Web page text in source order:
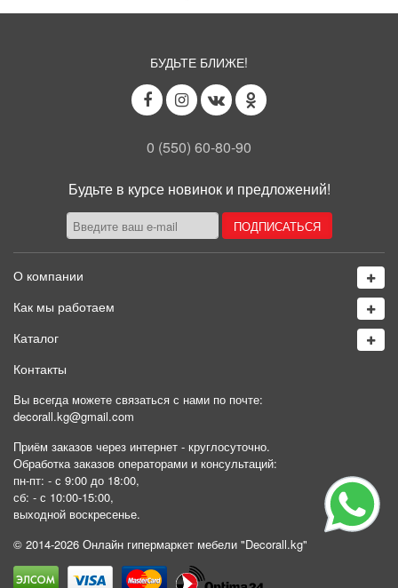
БУДЬТЕ БЛИЖЕ!
0 (550) 60-80-90
Будьте в курсе новинок и предложений!
О компании
Как мы работаем
Каталог
Контакты
Вы всегда можете связаться с нами по почте:
decorall.kg@gmail.com
Приём заказов через интернет - круглосуточно.
Обработка заказов операторами и консультаций:
пн-пт: - с 9:00 до 18:00,
сб: - с 10:00-15:00,
выходной воскресенье.
© 2014-2026 Онлайн гипермаркет мебели "Decorall.kg"